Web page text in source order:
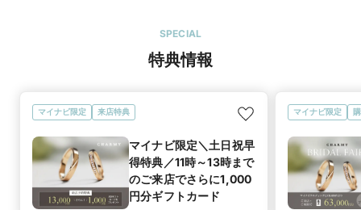
SPECIAL
特典情報
マイナビ限定 来店特典
マイナビ限定＼土日祝早
得特典／11時～13時まで
のご来店でさらに1,000
円分ギフトカード
マイナビ限定